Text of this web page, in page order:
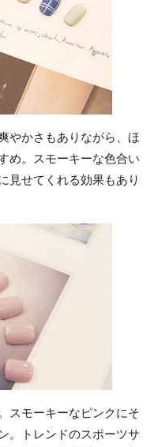
やかさもありながら、ほ
め。スモーキーな色合い
見せてくれる効果もあり
スモーキーなピンクにそ
。トレンドのスポーツサ